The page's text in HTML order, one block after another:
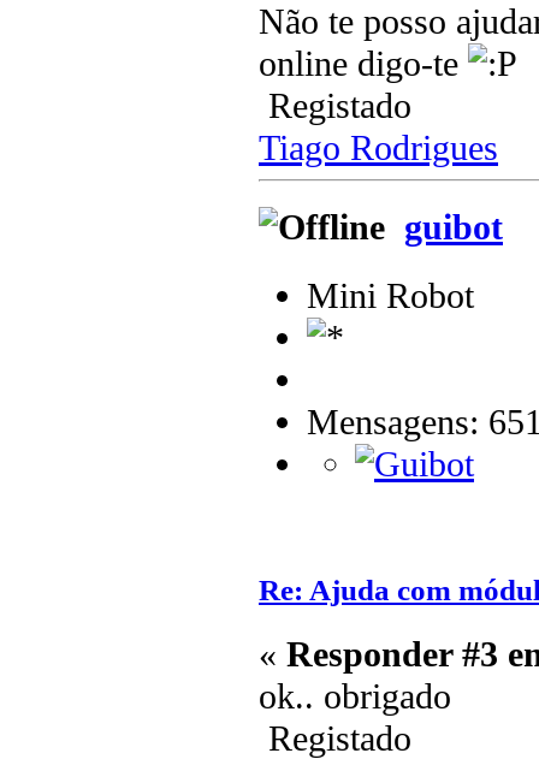
Não te posso
online digo-te
Registado
Tiago Rodrigues
guibot
Mini Robot
Mensagens:
Re: Ajuda com
« Responder #3
ok.. obrigado
Registado